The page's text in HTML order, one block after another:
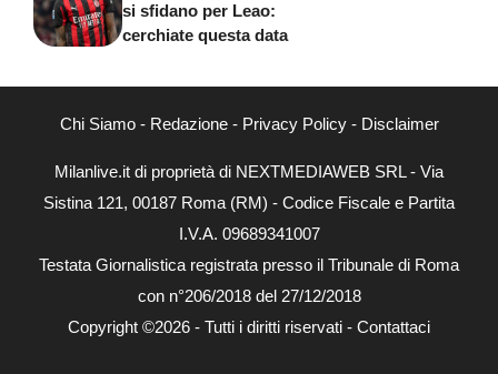
si sfidano per Leao:
cerchiate questa data
Chi Siamo- Redazione- Privacy Policy- Disclaimer
Milanlive.it di proprietà di NEXTMEDIAWEB SRL - Via
Sistina 121, 00187 Roma (RM) - Codice Fiscale e Partita
I.V.A. 09689341007
Testata Giornalistica registrata presso il Tribunale di Roma
con n°206/2018 del 27/12/2018
Copyright ©2026 - Tutti i diritti riservati - Contattaci